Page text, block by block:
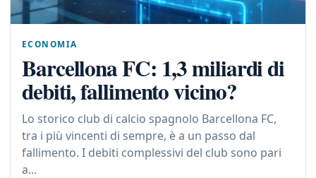
ECONOMIA
Barcellona FC: 1,3 miliardi di
debiti, fallimento vicino?
Lo storico club di calcio spagnolo Barcellona FC,
tra i più vincenti di sempre, è a un passo dal
fallimento. I debiti complessivi del club sono pari
a...